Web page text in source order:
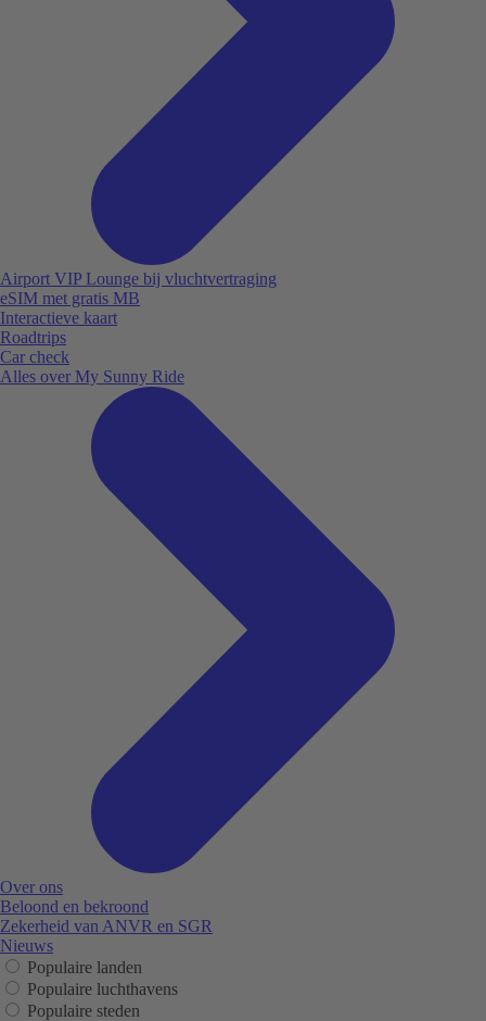
Airport VIP Lounge bij vluchtvertraging
eSIM met gratis MB
Interactieve kaart
Roadtrips
Car check
Alles over My Sunny Ride
Over ons
Beloond en bekroond
Zekerheid van ANVR en SGR
Nieuws
Populaire landen
Populaire luchthavens
Populaire steden